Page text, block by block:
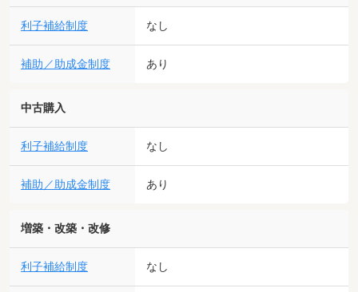
利子補給制度 なし
補助／助成金制度 あり
中古購入
利子補給制度 なし
補助／助成金制度 あり
増築・改築・改修
利子補給制度 なし